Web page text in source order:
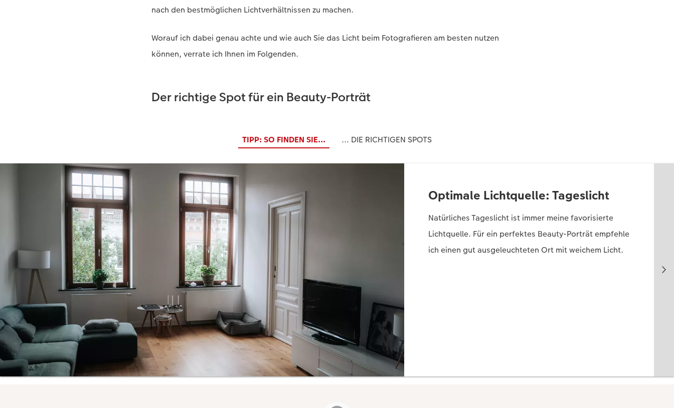
nach den bestmöglichen Lichtverhältnissen zu machen.
Worauf ich dabei genau achte und wie auch Sie das Licht beim Fotografieren am besten nutzen
können, verrate ich Ihnen im Folgenden.
Der richtige Spot für ein Beauty-Porträt